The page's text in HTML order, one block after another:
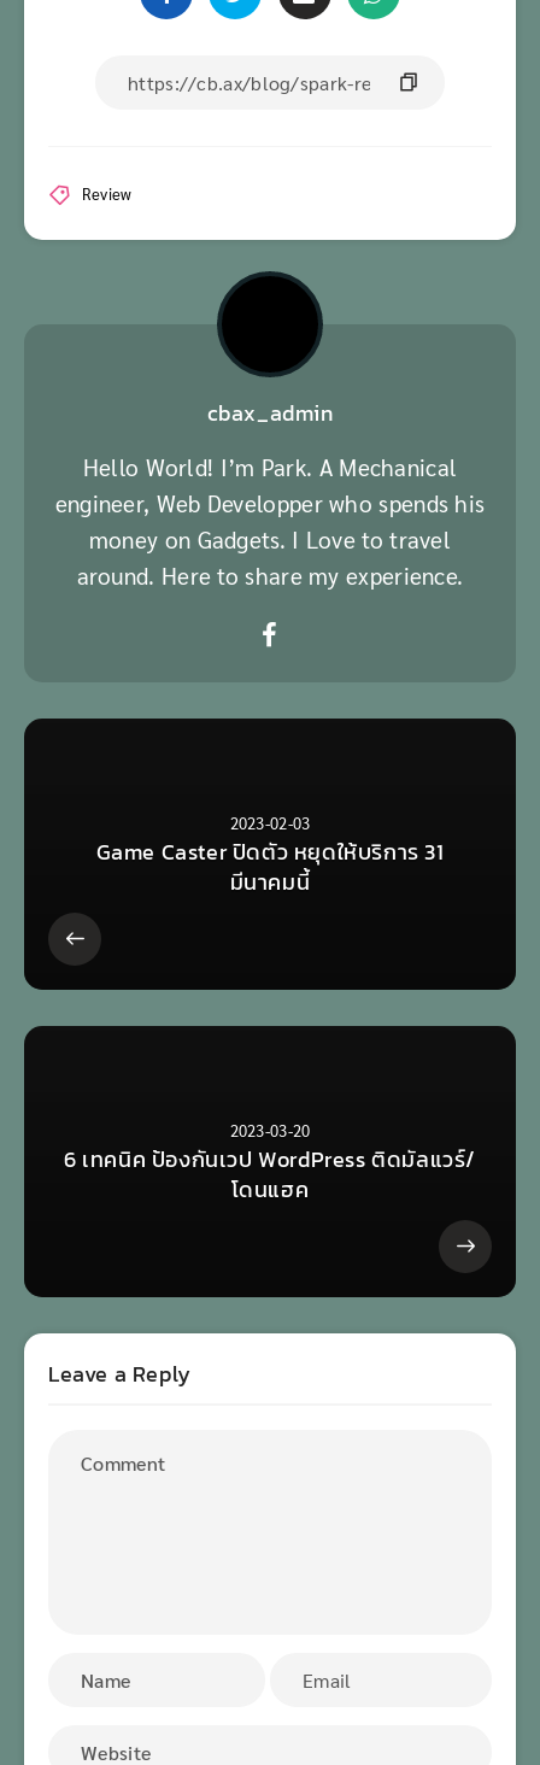
Review
cbax_admin
Hello World! I’m Park. A Mechanical
engineer, Web Developper who spends his
money on Gadgets. I Love to travel
around. Here to share my experience.
2023-02-03
Game Caster ปิดตัว หยุดให้บริการ 31
มีนาคมนี้
2023-03-20
6 เทคนิค ป้องกันเวป WordPress ติดมัลแวร์/
โดนแฮค
Leave a Reply